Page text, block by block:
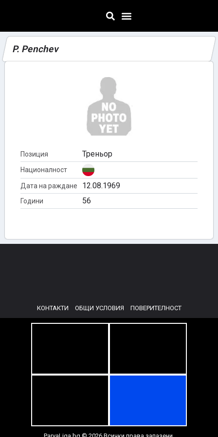
P. Penchev
Позиция Треньор
Националност
Дата на раждане 12.08.1969
Години 56
КОНТАКТИ ОБЩИ УСЛОВИЯ ПОВЕРИТЕЛНОСТ